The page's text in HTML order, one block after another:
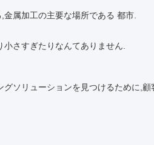
属加工の主要な場所である 都市.
さすぎたりなんてありません.
ソリューションを見つけるために,